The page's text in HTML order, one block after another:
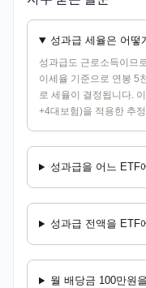
성과급 세율은 어떻
성과급도 근로소득이므
이세율 기준으로 연봉 5
로 세율이 결정됩니다.
+4대보험)을 적용한 추
성과급을 어느 ETF
성과급 전액을 ETF
월 배당금 100만원